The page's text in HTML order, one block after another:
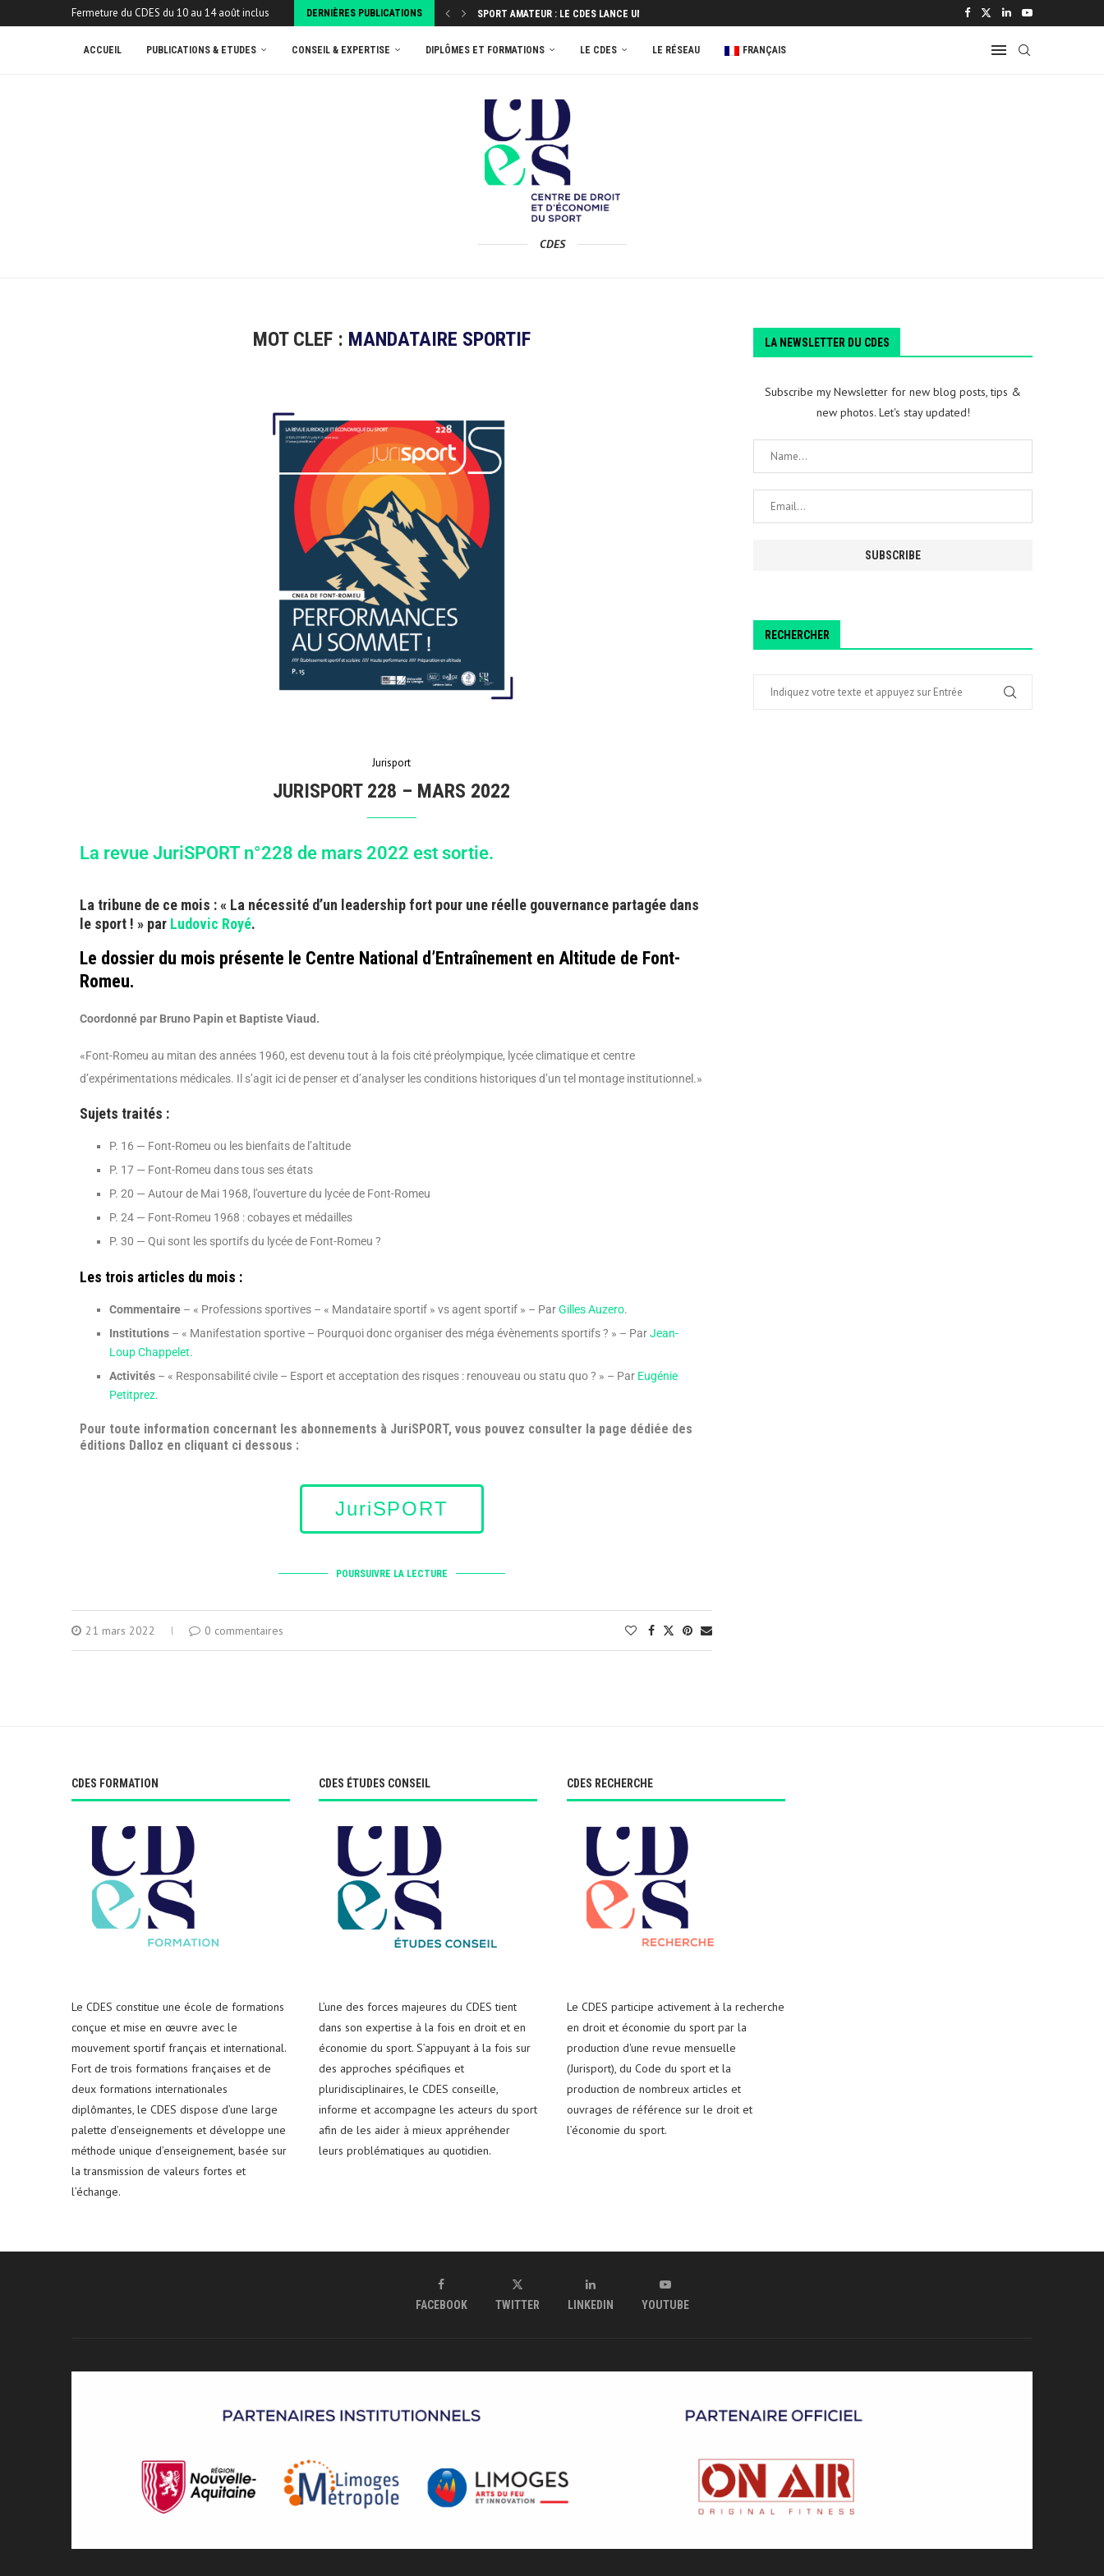
Fermeture du CDES du 10 au 14 août inclus DERNIÈRES PUBLICATIONS SPORT AMATEUR : LE CDES LANCE UNE ENQUÊTE...
ACCUEIL
PUBLICATIONS & ETUDES CONSEIL & EXPERTISE DIPLÔMES ET FORMATIONS LE CDES LE RÉSEAU FRANÇAIS
CDES
MOT CLEF : MANDATAIRE SPORTIF
Jurisport
JURISPORT 228 – MARS 2022
La revue JuriSPORT n°228 de mars 2022 est sortie.
La tribune de ce mois : « La nécessité d’un leadership fort pour une réelle gouvernance partagée dans
le sport ! » par Ludovic Royé.
Le dossier du mois présente le Centre National d’Entraînement en Altitude de Font-
Romeu.
Coordonné par Bruno Papin et Baptiste Viaud.
«Font-Romeu au mitan des années 1960, est devenu tout à la fois cité préolympique, lycée climatique et centre
d’expérimentations médicales. Il s’agit ici de penser et d’analyser les conditions historiques d’un tel montage institutionnel.»
Sujets traités :
P. 16 — Font-Romeu ou les bienfaits de l’altitude
P. 17 — Font-Romeu dans tous ses états
P. 20 — Autour de Mai 1968, l’ouverture du lycée de Font-Romeu
P. 24 — Font-Romeu 1968 : cobayes et médailles
P. 30 — Qui sont les sportifs du lycée de Font-Romeu ?
Les trois articles du mois :
Commentaire – « Professions sportives – « Mandataire sportif » vs agent sportif » – ParGilles Auzero.
Institutions – « Manifestation sportive – Pourquoi donc organiser des méga évènements sportifs ? » – ParJean-
Loup Chappelet.
Activités – « Responsabilité civile – Esport et acceptation des risques : renouveau ou statu quo ? » – Par Eugénie
Petitprez.
Pour toute information concernant les abonnements à JuriSPORT, vous pouvez consulter la page dédiée des
éditions Dalloz en cliquant ci dessous :
JuriSPORT
POURSUIVRE LA LECTURE
21 mars 2022 0 commentaires
LA NEWSLETTER DU CDES
Subscribe my Newsletter for new blog posts, tips &
new photos. Let's stay updated!
RECHERCHER
CDES FORMATION
Le CDES constitue une école de formations
conçue et mise en œuvre avec le
mouvement sportif français et international.
Fort de trois formations françaises et de
deux formations internationales
diplômantes, le CDES dispose d’une large
palette d’enseignements et développe une
méthode unique d’enseignement, basée sur
la transmission de valeurs fortes et
l’échange.
CDES ÉTUDES CONSEIL
L’une des forces majeures du CDES tient
dans son expertise à la fois en droit et en
économie du sport. S’appuyant à la fois sur
des approches spécifiques et
pluridisciplinaires, le CDES conseille,
informe et accompagne les acteurs du sport
afin de les aider à mieux appréhender
leurs problématiques au quotidien.
CDES RECHERCHE
Le CDES participe activement à la recherche
en droit et économie du sport par la
production d'une revue mensuelle
(Jurisport), du Code du sport et la
production de nombreux articles et
ouvrages de référence sur le droit et
l’économie du sport.
FACEBOOK TWITTER LINKEDIN YOUTUBE